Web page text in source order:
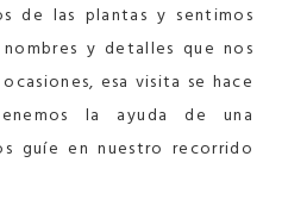
de las plantas y sentimos
y detalles que nos
esa visita se hace
la ayuda de una
guíe en nuestro recorrido